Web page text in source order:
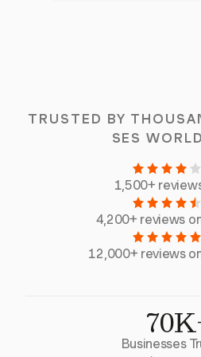
TRUSTED BY
SES
1,500+
4,200+ reviews
12,000+ reviews
Businesses